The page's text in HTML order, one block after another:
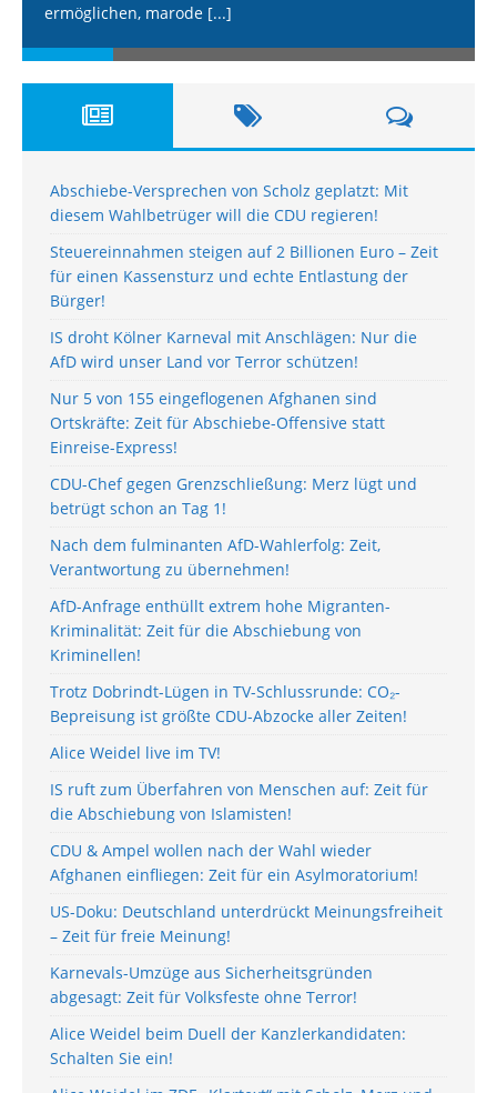
ermöglichen, marode [...]
Abschiebe-Versprechen von Scholz geplatzt: Mit
diesem Wahlbetrüger will die CDU regieren!
Steuereinnahmen steigen auf 2 Billionen Euro – Zeit
für einen Kassensturz und echte Entlastung der
Bürger!
IS droht Kölner Karneval mit Anschlägen: Nur die
AfD wird unser Land vor Terror schützen!
Nur 5 von 155 eingeflogenen Afghanen sind
Ortskräfte: Zeit für Abschiebe-Offensive statt
Einreise-Express!
CDU-Chef gegen Grenzschließung: Merz lügt und
betrügt schon an Tag 1!
Nach dem fulminanten AfD-Wahlerfolg: Zeit,
Verantwortung zu übernehmen!
AfD-Anfrage enthüllt extrem hohe Migranten-
Kriminalität: Zeit für die Abschiebung von
Kriminellen!
Trotz Dobrindt-Lügen in TV-Schlussrunde: CO₂-
Bepreisung ist größte CDU-Abzocke aller Zeiten!
Alice Weidel live im TV!
IS ruft zum Überfahren von Menschen auf: Zeit für
die Abschiebung von Islamisten!
CDU & Ampel wollen nach der Wahl wieder
Afghanen einfliegen: Zeit für ein Asylmoratorium!
US-Doku: Deutschland unterdrückt Meinungsfreiheit
– Zeit für freie Meinung!
Karnevals-Umzüge aus Sicherheitsgründen
abgesagt: Zeit für Volksfeste ohne Terror!
Alice Weidel beim Duell der Kanzlerkandidaten:
Schalten Sie ein!